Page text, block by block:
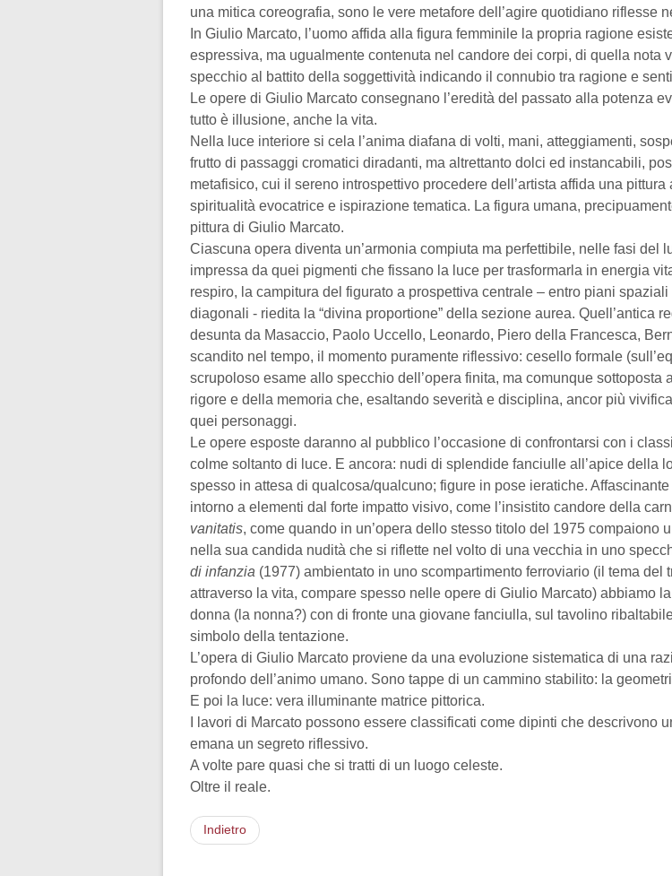
una mitica coreografia, sono le vere metafore dell’agire quotidiano riflesse
In Giulio Marcato, l’uomo affida alla figura femminile la propria ragione
espressiva, ma ugualmente contenuta nel candore dei corpi, di quella nota
specchio al battito della soggettività indicando il connubio tra ragione e
Le opere di Giulio Marcato consegnano l’eredità del passato alla potenza
tutto è illusione, anche la vita.
Nella luce interiore si cela l’anima diafana di volti, mani, atteggiamenti,
frutto di passaggi cromatici diradanti, ma altrettanto dolci ed instancabili,
metafisico, cui il sereno introspettivo procedere dell’artista affida una
spiritualità evocatrice e ispirazione tematica. La figura umana,
pittura di Giulio Marcato.
Ciascuna opera diventa un’armonia compiuta ma perfettibile, nelle fasi del
impressa da quei pigmenti che fissano la luce per trasformarla in energia
respiro, la campitura del figurato a prospettiva centrale – entro piani
diagonali - riedita la “divina proportione” della sezione aurea. Quell’antica
desunta da Masaccio, Paolo Uccello, Leonardo, Piero della Francesca,
scandito nel tempo, il momento puramente riflessivo: cesello formale
scrupoloso esame allo specchio dell’opera finita, ma comunque sottoposta
rigore e della memoria che, esaltando severità e disciplina, ancor più
quei personaggi.
Le opere esposte daranno al pubblico l’occasione di confrontarsi con i
colme soltanto di luce. E ancora: nudi di splendide fanciulle all’apice della
spesso in attesa di qualcosa/qualcuno; figure in pose ieratiche.
intorno a elementi dal forte impatto visivo, come l’insistito candore della
vanitatis, come quando in un’opera dello stesso titolo del 1975
nella sua candida nudità che si riflette nel volto di una vecchia in uno
di infanzia (1977) ambientato in uno scompartimento ferroviario (il tema
attraverso la vita, compare spesso nelle opere di Giulio Marcato) abbiamo
donna (la nonna?) con di fronte una giovane fanciulla, sul tavolino
simbolo della tentazione.
L’opera di Giulio Marcato proviene da una evoluzione sistematica di una
profondo dell’animo umano. Sono tappe di un cammino stabilito: la
E poi la luce: vera illuminante matrice pittorica.
I lavori di Marcato possono essere classificati come dipinti che descrivono
emana un segreto riflessivo.
A volte pare quasi che si tratti di un luogo celeste.
Oltre il reale.
Indietro